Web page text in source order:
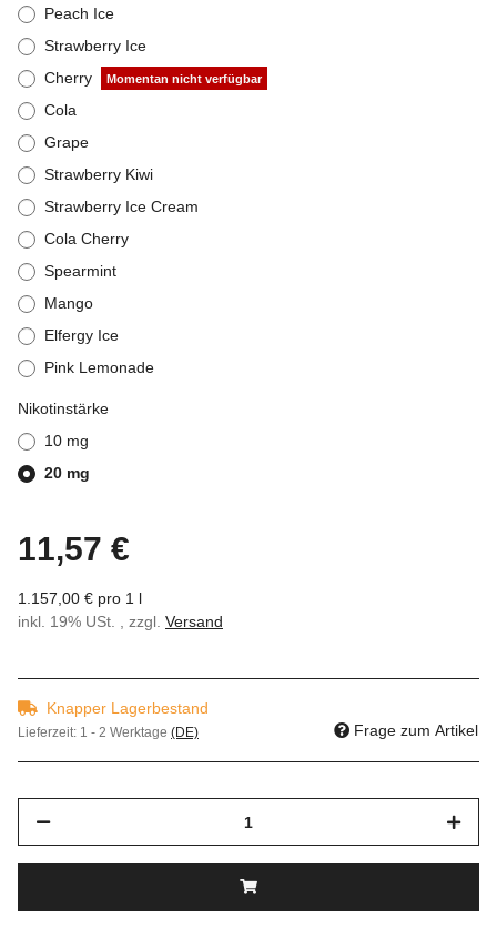
Peach Ice
Strawberry Ice
Cherry
Momentan nicht verfügbar
Cola
Grape
Strawberry Kiwi
Strawberry Ice Cream
Cola Cherry
Spearmint
Mango
Elfergy Ice
Pink Lemonade
Nikotinstärke
10 mg
20 mg
11,57 €
1.157,00 € pro 1 l
inkl. 19% USt. , zzgl. Versand
Knapper Lagerbestand
Lieferzeit: 1 - 2 Werktage (DE) Frage zum Artikel